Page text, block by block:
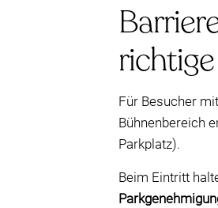
Für Besucher
Bühnenbereich
Parkplatz).
Beim Eintritt